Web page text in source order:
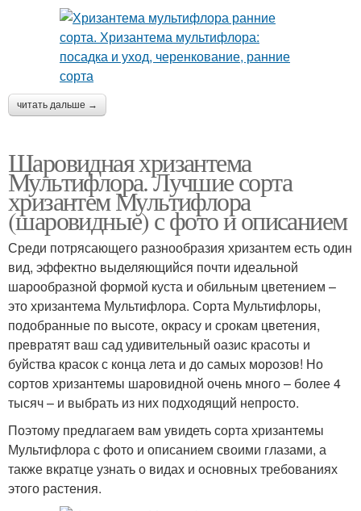
читать дальше →
Шаровидная хризантема
Мультифлора. Лучшие сорта
хризантем Мультифлора
(шаровидные) с фото и описанием
Среди потрясающего разнообразия хризантем есть один
вид, эффектно выделяющийся почти идеальной
шарообразной формой куста и обильным цветением –
это хризантема Мультифлора. Сорта Мультифлоры,
подобранные по высоте, окрасу и срокам цветения,
превратят ваш сад удивительный оазис красоты и
буйства красок с конца лета и до самых морозов! Но
сортов хризантемы шаровидной очень много – более 4
тысяч – и выбрать из них подходящий непросто.
Поэтому предлагаем вам увидеть сорта хризантемы
Мультифлора с фото и описанием своими глазами, а
также вкратце узнать о видах и основных требованиях
этого растения.